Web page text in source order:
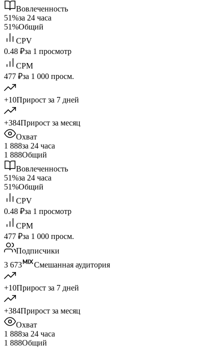
Вовлеченность
51%за 24 часа
51%Общий
CPV
0.48 ₽за 1 просмотр
CPM
477 ₽за 1 000 просм.
+10Прирост за 7 дней
+384Прирост за месяц
Охват
1 888за 24 часа
1 888Общий
Вовлеченность
51%за 24 часа
51%Общий
CPV
0.48 ₽за 1 просмотр
CPM
477 ₽за 1 000 просм.
Подписчики
3 673
Смешанная аудитория
+10Прирост за 7 дней
+384Прирост за месяц
Охват
1 888за 24 часа
1 888Общий